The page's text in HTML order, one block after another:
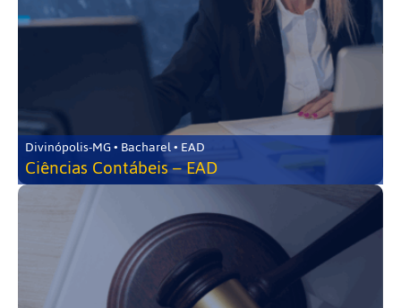
Divinópolis-MG • Bacharel • EAD
Ciências Contábeis – EAD